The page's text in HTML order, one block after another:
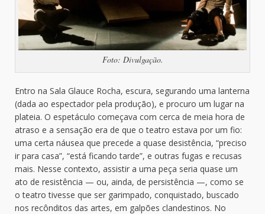
Foto: Divulgação.
Entro na Sala Glauce Rocha, escura, segurando uma lanterna
(dada ao espectador pela produção), e procuro um lugar na
plateia. O espetáculo começava com cerca de meia hora de
atraso e a sensação era de que o teatro estava por um fio:
uma certa náusea que precede a quase desistência, “preciso
ir para casa”, “está ficando tarde”, e outras fugas e recusas
mais. Nesse contexto, assistir a uma peça seria quase um
ato de resistência — ou, ainda, de persistência —, como se
o teatro tivesse que ser garimpado, conquistado, buscado
nos recônditos das artes, em galpões clandestinos. No